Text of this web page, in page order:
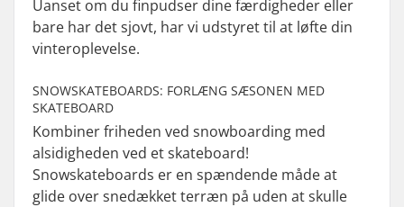
Uanset om du finpudser dine færdigheder eller
bare har det sjovt, har vi udstyret til at løfte din
vinteroplevelse.
SNOWSKATEBOARDS: FORLÆNG SÆSONEN MED
SKATEBOARD
Kombiner friheden ved snowboarding med
alsidigheden ved et skateboard!
Snowskateboards er en spændende måde at
glide over snedækket terræn på uden at skulle